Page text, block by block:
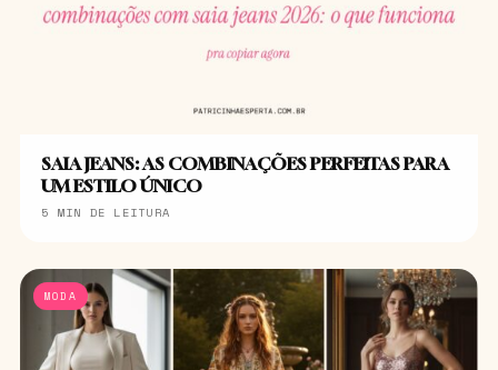
SAIA JEANS: AS COMBINAÇÕES PERFEITAS PARA
UM ESTILO ÚNICO
5 MIN DE LEITURA
MODA